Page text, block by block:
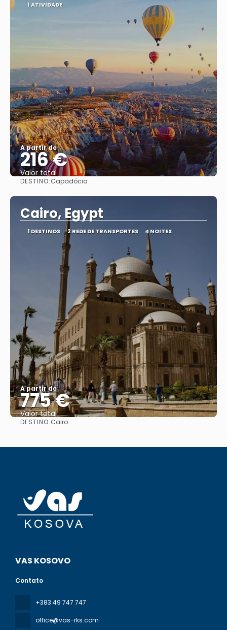
1 ATIVIDADE
A partir de
216 €
Valor total
DESTINO:Capadócia
Cairo, Egypt
1 DESTINOS 2 REDE DE TRANSPORTES 4 NOITES
A partir de
775 €
Valor total
DESTINO:Cairo
VAS KOSOVO
Contato
+383 49 747 747
office@vas-rks.com